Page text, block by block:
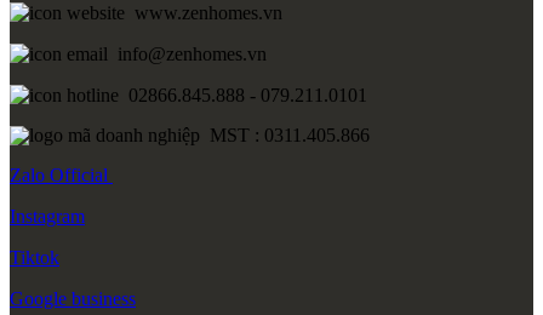
www.zenhomes.vn
info@zenhomes.vn
02866.845.888 - 079.211.0101
MST : 0311.405.866
Zalo Official
Instagram
Tiktok
Google business